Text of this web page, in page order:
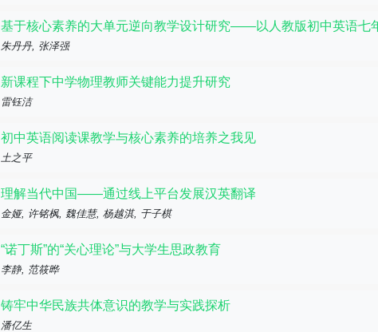
基于核心素养的大单元逆向教学设计研究——以人教版初中英语七
朱丹丹, 张泽强
新课程下中学物理教师关键能力提升研究
雷钰洁
初中英语阅读课教学与核心素养的培养之我见
土之平
理解当代中国——通过线上平台发展汉英翻译
金娅, 许铭枫, 魏佳慧, 杨越淇, 于子棋
“诺丁斯”的“关心理论”与大学生思政教育
李静, 范筱晔
铸牢中华民族共体意识的教学与实践探析
潘亿生